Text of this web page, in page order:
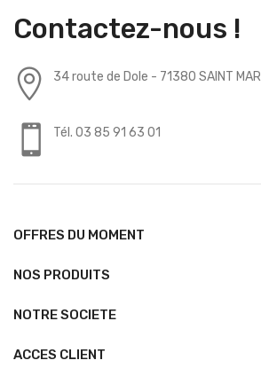
Contactez-nous !
34 route de Dole - 71380 SAINT
Tél. 03 85 91 63 01
OFFRES DU MOMENT
NOS PRODUITS
NOTRE SOCIETE
ACCES CLIENT